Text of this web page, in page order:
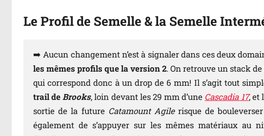
Le Profil de Semelle & la Semelle
➡️ Aucun changement n’est à signaler dans ces deux
les mêmes profils que la version 2. On retrouve un stack de
qui correspond donc à un drop de 6 mm! Il s’agit tout
trail deBrooks, loin devant les 29 mm d’une Cascadia 17, et
sortie de la future Catamount Agilerisque de
également de s’appuyer sur les mêmes matériaux au